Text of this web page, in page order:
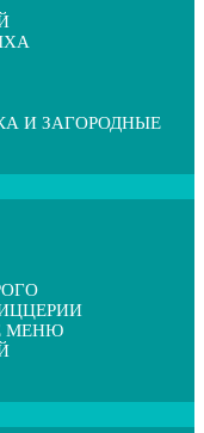
И ЗАГОРОДНЫЕ
МЕНЮ